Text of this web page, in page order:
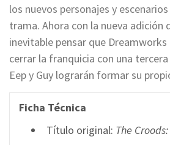
los nuevos personajes y
trama. Ahora con la nueva adición
inevitable pensar que
cerrar la franquicia con una
Eep y Guy lograrán formar su
Ficha Técnica
Título original: The